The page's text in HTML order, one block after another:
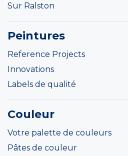
Sur Ralston
Peintures
Reference Projects
Innovations
Labels de qualité
Couleur
Votre palette de couleurs
Pâtes de couleur